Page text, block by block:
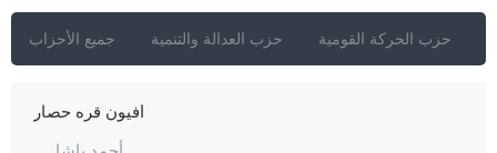
جميع الأحزاب حزب العدالة والتنمية حزب الحركة القومية
أديامان
أفيون قره حصار